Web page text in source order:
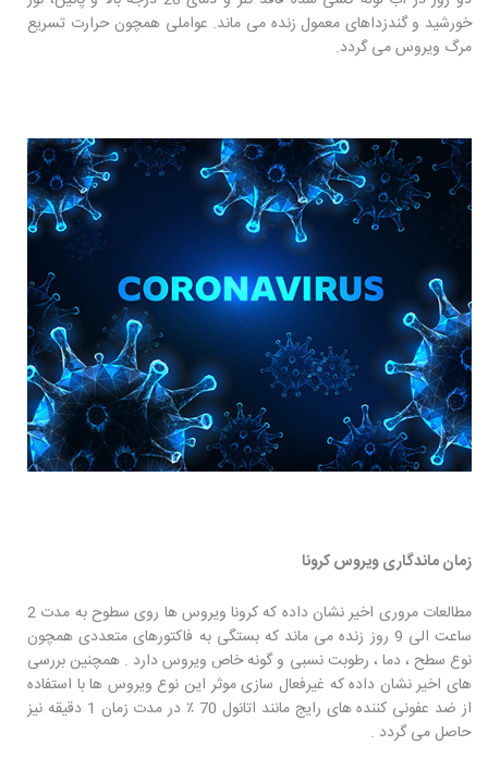
خورشید و گندزداهای معمول زنده می ماند. عواملی همچون حرارت تسریع
مرگ ویروس می گردد.
زمان ماندگاری ویروس کرونا
مطالعات مروری اخیر نشان داده که کرونا ویروس ها روی سطوح به مدت 2
ساعت الی 9 روز زنده می ماند که بستگی به فاکتورهای متعددی همچون
نوع سطح ، دما ، رطوبت نسبی و گونه خاص ویروس دارد . همچنین بررسی
های اخیر نشان داده که غیرفعال سازی موثر این نوع ویروس ها با استفاده
از ضد عفونی کننده های رایج مانند اتانول 70 ٪ در مدت زمان 1 دقیقه نیز
حاصل می گردد .